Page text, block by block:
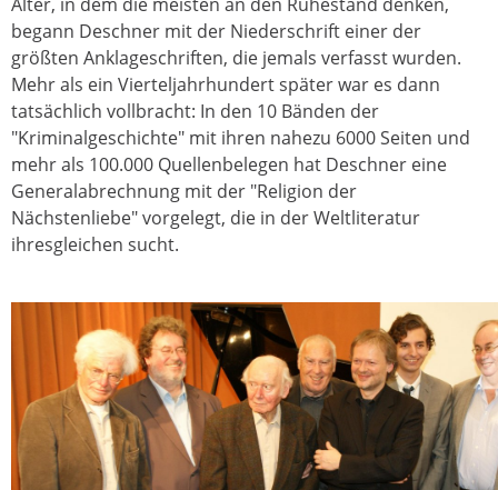
begann Deschner mit der Niederschrift einer der
größten Anklageschriften, die jemals verfasst wurden.
Mehr als ein Vierteljahrhundert später war es dann
tatsächlich vollbracht: In den 10 Bänden der
"Kriminalgeschichte" mit ihren nahezu 6000 Seiten und
mehr als 100.000 Quellenbelegen hat Deschner eine
Generalabrechnung mit der "Religion der
Nächstenliebe" vorgelegt, die in der Weltliteratur
ihresgleichen sucht.